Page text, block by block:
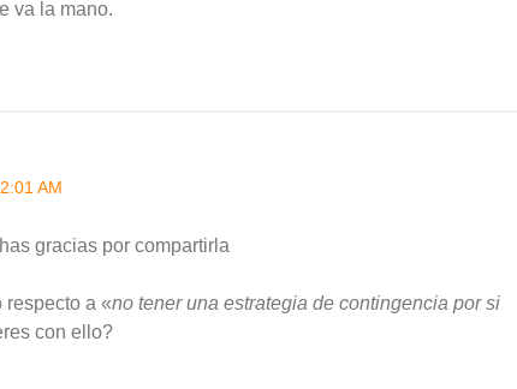
va la mano.
AM
gracias por compartirla
respecto a «no tener una estrategia de contingencia por si
con ello?